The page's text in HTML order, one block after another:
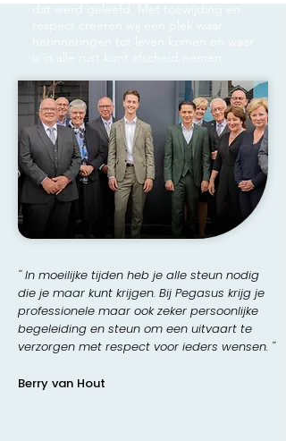
dat werd geleefd. Met toewijding en
respect creëren wij een plek waar
herinneringen tot leven komen en waar
u in alle rust kunt afscheid nemen.
'' In moeilijke tijden heb je alle steun nodig
die je maar kunt krijgen. Bij Pegasus krijg je
professionele maar ook zeker persoonlijke
begeleiding en steun om een uitvaart te
verzorgen met respect voor ieders wensen. ''
Berry van Hout